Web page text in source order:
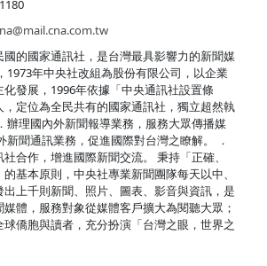
的國家通訊社，是台灣最具影響力的新聞媒
1973年中央社改組為股份有限公司，以企業
發展，1996年依據「中央通訊社設置條
定位為全民共有的國家通訊社，獨立超然執
辦理國內外新聞報導業務，服務大眾傳播媒
新聞通訊業務，促進國際對台灣之瞭解。 ．
合作，增進國際新聞交流。 秉持「正確、
基本原則，中央社專業新聞團隊每天以中、
上千則新聞、照片、圖表、影音與資訊，是
體，服務對象從媒體客戶擴大為閱聽大眾；
僑胞與讀者，充分扮演「台灣之眼，世界之